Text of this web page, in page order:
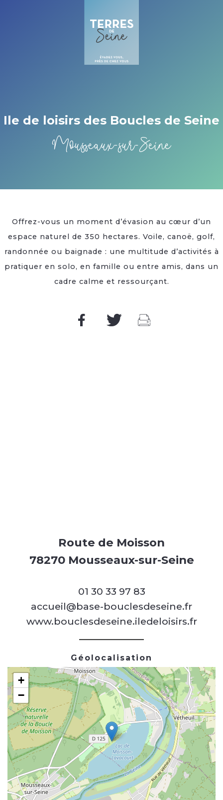
Ile de loisirs des Boucles de Seine
Mousseaux-sur-Seine
Offrez-vous un moment d’évasion au cœur d’un
espace naturel de 350 hectares. Voile, canoë, golf,
randonnée ou baignade : une multitude d’activités à
pratiquer en solo, en famille ou entre amis, dans un
cadre calme et ressourçant.
Route de Moisson
78270 Mousseaux-sur-Seine
01 30 33 97 83
accueil@base-bouclesdeseine.fr
www.bouclesdeseine.iledeloisirs.fr
Géolocalisation
+
−